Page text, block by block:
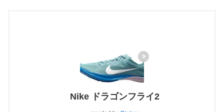
Nike ドラゴンフライ2